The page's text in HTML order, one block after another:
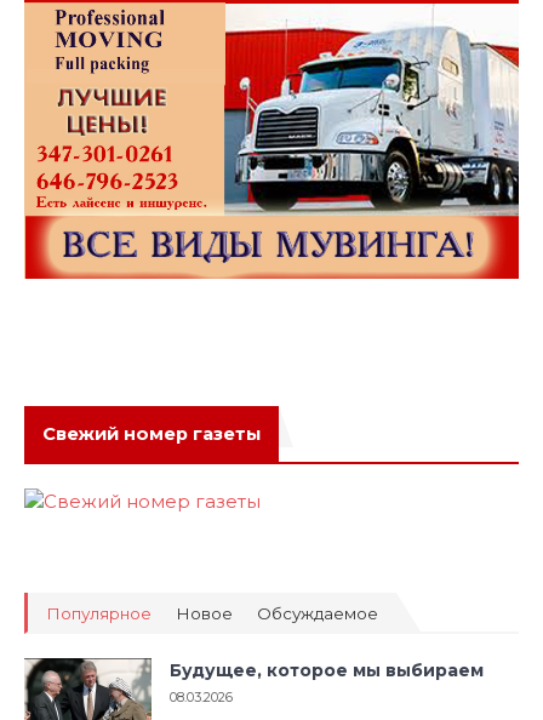
Свежий номер газеты
Популярное Новое Обсуждаемое
Будущее, которое мы выбираем
08.03.2026